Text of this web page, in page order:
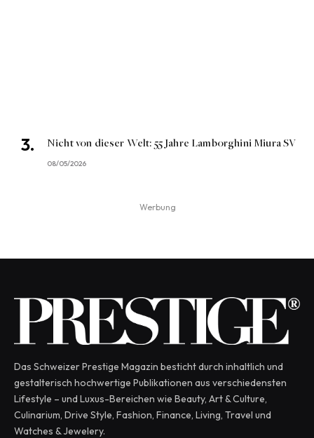
Nicht von dieser Welt: 55 Jahre Lamborghini Miura SV
08/05/2026
Werbung
Das Schweizer Prestige Magazin besticht durch inhaltlich und
gestalterisch hochwertige Publikationen aus verschiedensten
Lifestyle – und Luxus-Bereichen wie Beauty, Art & Culture,
Culinarium, Drive Style, Fashion, Finance, Living, Travel und
Watches & Jewelery.